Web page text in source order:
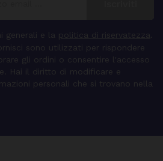
generali e la politica di riservatezza
sono utilizzati per rispondere
gli ordini o consentire l'accesso
Hai il diritto di modificare e
personali che si trovano nella